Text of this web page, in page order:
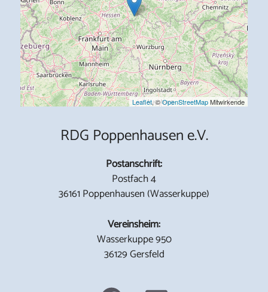
Leaflet, ©OpenStreetMapMitwirkende
RDG Poppenhausen e.V.
Postanschrift:
Postfach 4
36161 Poppenhausen (Wasserkuppe)
Vereinsheim:
Wasserkuppe 950
36129 Gersfeld